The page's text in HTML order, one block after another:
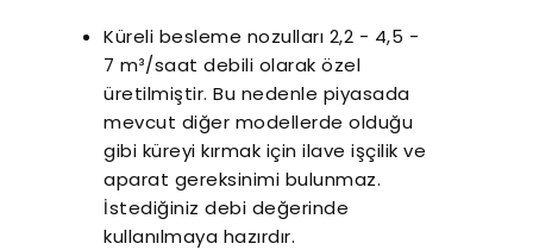
Küreli besleme nozulları 2,2 - 4,5 -
7 m³/saat debili olarak özel
üretilmiştir. Bu nedenle piyasada
mevcut diğer modellerde olduğu
gibi küreyi kırmak için ilave işçilik ve
aparat gereksinimi bulunmaz.
İstediğiniz debi değerinde
kullanılmaya hazırdır.